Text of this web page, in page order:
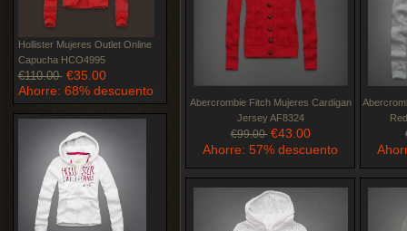
Hollister Mujeres Outlet Online
Capucha HCO4995
€110.00 €35.00
Ahorre: 68% descuento
Abercrombie Fitch Mujeres Cardigan
Jersey AF8324
€99.00 €43.00
Ahorre: 57% descuento